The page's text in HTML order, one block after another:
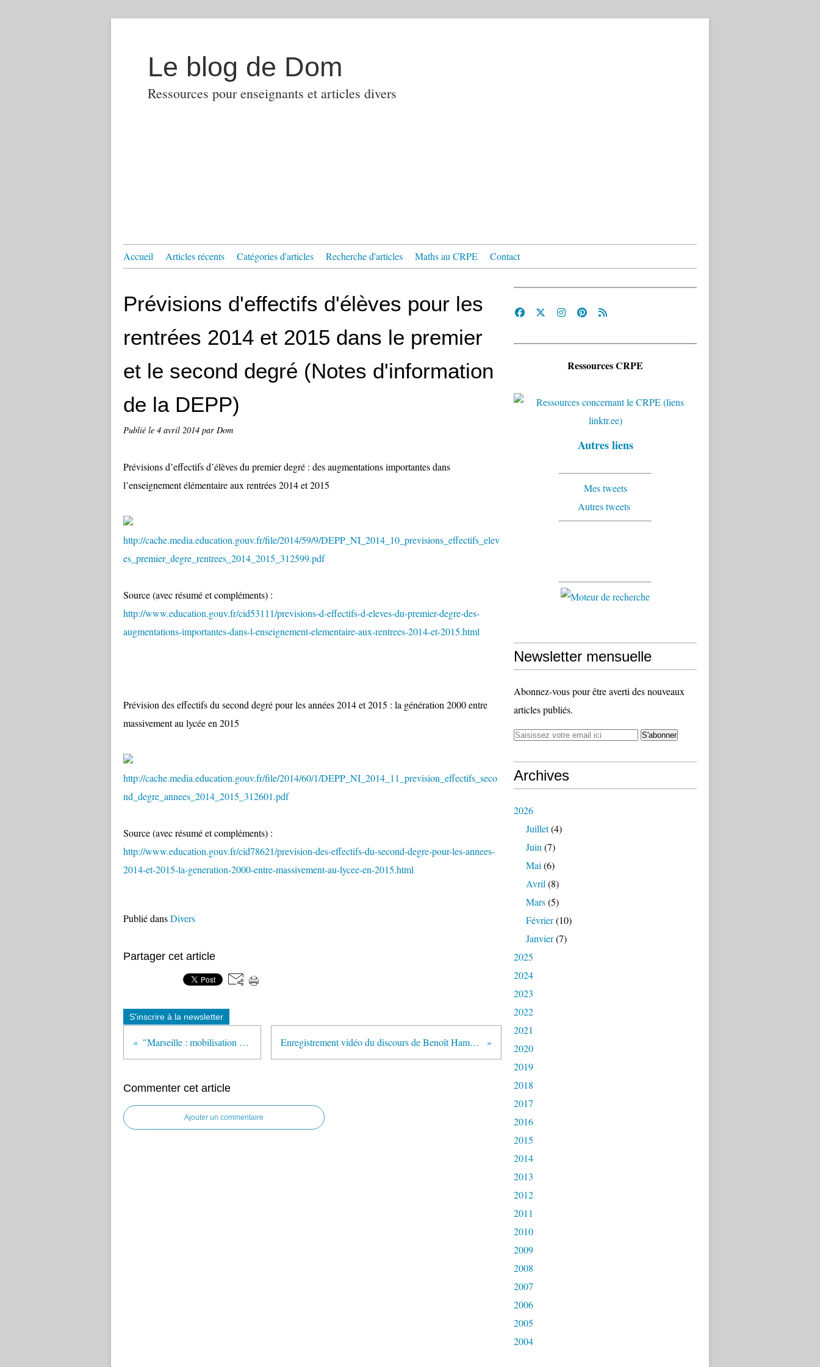
Le blog de Dom
Ressources pour enseignants et articles divers
Accueil Articles récents Catégories d'articles Recherche d'articles Maths au CRPE Contact
Prévisions d'effectifs d'élèves pour les
rentrées 2014 et 2015 dans le premier
et le second degré (Notes d'information
de la DEPP)
Publié le 4 avril 2014 par Dom
Prévisions d’effectifs d’élèves du premier degré : des augmentations importantes dans
l’enseignement élémentaire aux rentrées 2014 et 2015
http://cache.media.education.gouv.fr/file/2014/59/9/DEPP_NI_2014_10_previsions_effectifs_elev
es_premier_degre_rentrees_2014_2015_312599.pdf
Source (avec résumé et compléments) :
http://www.education.gouv.fr/cid53111/previsions-d-effectifs-d-eleves-du-premier-degre-des-
augmentations-importantes-dans-l-enseignement-elementaire-aux-rentrees-2014-et-2015.html
Prévision des effectifs du second degré pour les années 2014 et 2015 : la génération 2000 entre
massivement au lycée en 2015
http://cache.media.education.gouv.fr/file/2014/60/1/DEPP_NI_2014_11_prevision_effectifs_seco
nd_degre_annees_2014_2015_312601.pdf
Source (avec résumé et compléments) :
http://www.education.gouv.fr/cid78621/prevision-des-effectifs-du-second-degre-pour-les-annees-
2014-et-2015-la-generation-2000-entre-massivement-au-lycee-en-2015.html
Publié dansDivers
Partager cet article
S'inscrire à la newsletter
"Marseille : mobilisation pour un élève rom menacé d'expulsion" (France Info) Enregistrement vidéo du discours de Benoît Hamon lors de la passation de pouvoir au ministère de l'enseignement supérieur et de la recherche
Commenter cet article
Ajouter un commentaire
Ressources CRPE
Autres liens
Mes tweets
Autres tweets
Newsletter mensuelle
Abonnez-vous pour être averti des nouveaux
articles publiés.
Archives
2026
Juillet(4)
Juin (7)
Mai (6)
Avril (8)
Mars(5)
Février(10)
Janvier(7)
2025
2024
2023
2022
2021
2020
2019
2018
2017
2016
2015
2014
2013
2012
2011
2010
2009
2008
2007
2006
2005
2004